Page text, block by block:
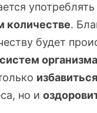
количестве.
будет
организма
но и